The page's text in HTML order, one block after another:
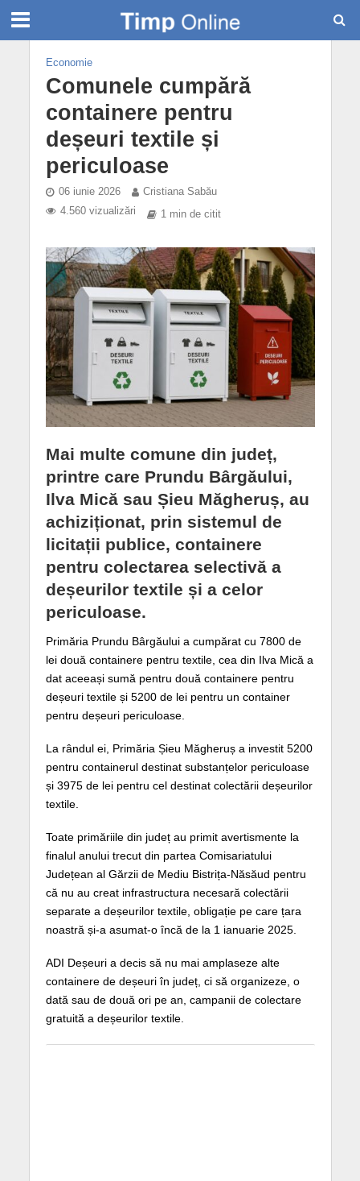
Economie
Comunele cumpără
containere pentru
deșeuri textile și
periculoase
06 iunie 2026
Cristiana Sabău
4.560 vizualizări
1 min de citit
Mai multe comune din județ,
printre care Prundu Bârgăului,
Ilva Mică sau Șieu Măgheruș, au
achiziționat, prin sistemul de
licitații publice, containere
pentru colectarea selectivă a
deșeurilor textile și a celor
periculoase.
Primăria Prundu Bârgăului a cumpărat cu 7800 de
lei două containere pentru textile, cea din Ilva Mică a
dat aceeași sumă pentru două containere pentru
deșeuri textile și 5200 de lei pentru un container
pentru deșeuri periculoase.
La rândul ei, Primăria Șieu Măgheruș a investit 5200
pentru containerul destinat substanțelor periculoase
și 3975 de lei pentru cel destinat colectării deșeurilor
textile.
Toate primăriile din județ au primit avertismente la
finalul anului trecut din partea Comisariatului
Județean al Gărzii de Mediu Bistrița-Năsăud pentru
că nu au creat infrastructura necesară colectării
separate a deșeurilor textile, obligație pe care țara
noastră și-a asumat-o încă de la 1 ianuarie 2025.
ADI Deșeuri a decis să nu mai amplaseze alte
containere de deșeuri în județ, ci să organizeze, o
dată sau de două ori pe an, campanii de colectare
gratuită a deșeurilor textile.